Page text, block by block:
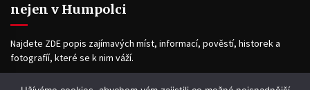
nejen v Humpolci
Najdete ZDE popis zajímavých míst, informací, pověstí, historek a
fotografíí, které se k nim váží.